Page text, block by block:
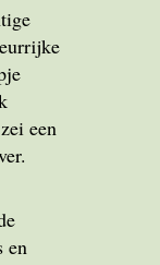
een
en